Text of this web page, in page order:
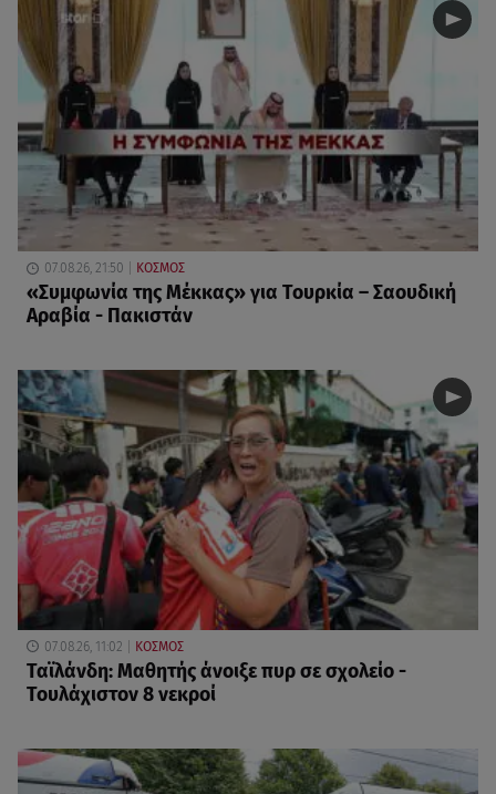
07.08.26, 21:50 ΚΟΣΜΟΣ
«Συμφωνία της Μέκκας» για Τουρκία – Σαουδική
Αραβία - Πακιστάν
07.08.26, 11:02 ΚΟΣΜΟΣ
Ταϊλάνδη: Μαθητής άνοιξε πυρ σε σχολείο -
Τουλάχιστον 8 νεκροί